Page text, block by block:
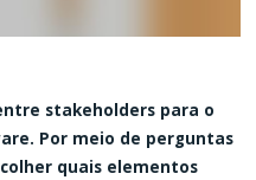
stakeholders para o
Por meio de perguntas
quais elementos